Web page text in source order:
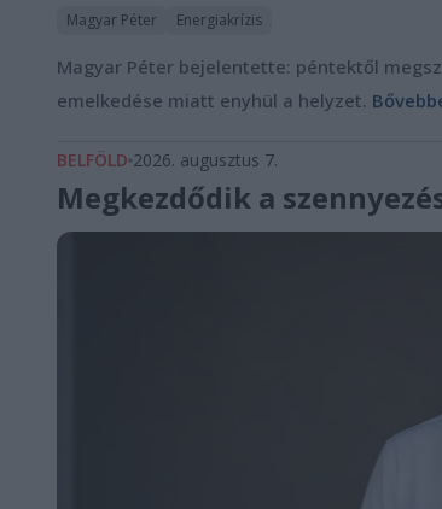
Magyar Péter Energiakrízis
Magyar Péter bejelentette: péntektől
emelkedése miatt enyhül a helyzet.
BELFÖLD 2026. augusztus 7.
Megkezdődik a